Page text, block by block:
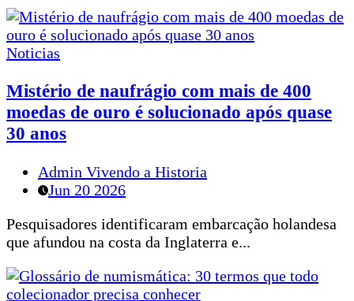
Noticias
Mistério de naufrágio com mais de 400
moedas de ouro é solucionado após quase
30 anos
Admin Vivendo a Historia
Jun 20 2026
Pesquisadores identificaram embarcação holandesa
que afundou na costa da Inglaterra e...